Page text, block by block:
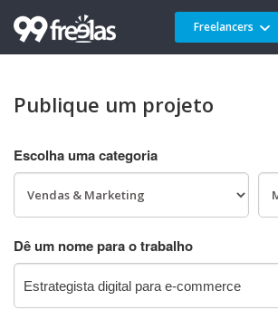
Freelancers
Publique um projeto
Escolha uma categoria
Dê um nome para o trabalho